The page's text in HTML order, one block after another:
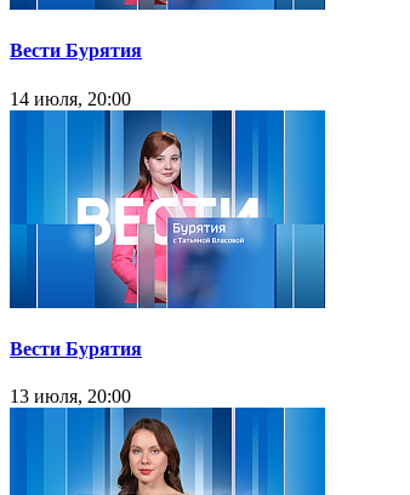
Вести Бурятия
14 июля, 20:00
Вести Бурятия
13 июля, 20:00